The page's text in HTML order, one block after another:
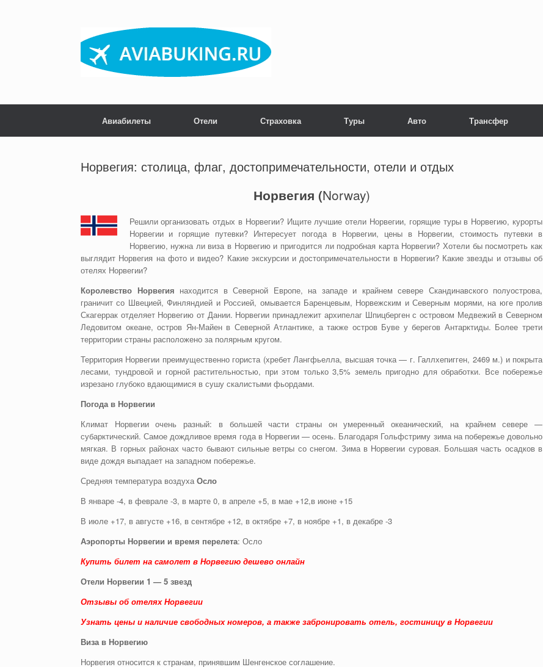
Авиабилеты Отели Страховка Туры Авто Трансфер
Норвегия: столица, флаг, достопримечательности, отели и отдых
Норвегия (Norway)
Решили организовать отдых в Норвегии? Ищите лучшие отели Норвегии, горящие туры в Норвегию, курорты
Норвегии и горящие путевки? Интересует погода в Норвегии, цены в Норвегии, стоимость путевки в
Норвегию, нужна ли виза в Норвегию и пригодится ли подробная карта Норвегии? Хотели бы посмотреть как
выглядит Норвегия на фото и видео? Какие экскурсии и достопримечательности в Норвегии? Какие звезды и отзывы об
отелях Норвегии?
Королевство Норвегия находится в Северной Европе, на западе и крайнем севере Скандинавского полуострова,
граничит со Швецией, Финляндией и Россией, омывается Баренцевым, Норвежским и Северным морями, на юге пролив
Скагеррак отделяет Норвегию от Дании. Норвегии принадлежит архипелаг Шпицберген с островом Медвежий в Северном
Ледовитом океане, остров Ян-Майен в Северной Атлантике, а также остров Буве у берегов Антарктиды. Более трети
территории страны расположено за полярным кругом.
Территория Норвегии преимущественно гориста (хребет Лангфьелла, высшая точка — г. Галлхепигген, 2469 м.) и покрыта
лесами, тундровой и горной растительностью, при этом только 3,5% земель пригодно для обработки. Все побережье
изрезано глубоко вдающимися в сушу скалистыми фьордами.
Погода в Норвегии
Климат Норвегии очень разный: в большей части страны он умеренный океанический, на крайнем севере —
субарктический. Самое дождливое время года в Норвегии — осень. Благодаря Гольфстриму зима на побережье довольно
мягкая. В горных районах часто бывают сильные ветры со снегом. Зима в Норвегии суровая. Большая часть осадков в
виде дождя выпадает на западном побережье.
Средняя температура воздуха Осло
В январе -4, в феврале -3, в марте 0, в апреле +5, в мае +12,в июне +15
В июле +17, в августе +16, в сентябре +12, в октябре +7, в ноябре +1, в декабре -3
Аэропорты Норвегии и время перелета: Осло
Купить билет на самолет в Норвегию дешево онлайн
Отели Норвегии 1 — 5 звезд
Отзывы об отелях Норвегии
Узнать цены и наличие свободных номеров, а также забронировать отель, гостиницу в Норвегии
Виза в Норвегию
Норвегия относится к странам, принявшим Шенгенское соглашение.